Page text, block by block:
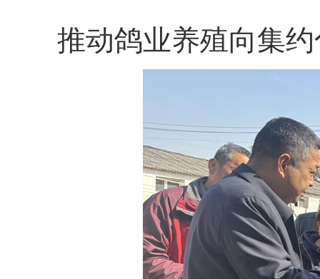
推动鸽业养殖向集